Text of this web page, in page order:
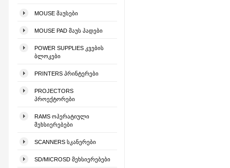
MOUSE ᲛᲐᲣᲡᲔᲑᲘ
MOUSE PAD ᲛᲐᲣᲡ ᲞᲐᲓᲔᲑᲘ
POWER SUPPLIES ᲙᲕᲔᲑᲘᲡ
ᲑᲚᲝᲙᲔᲑᲘ
PRINTERS ᲞᲠᲘᲜᲢᲔᲠᲔᲑᲘ
PROJECTORS
ᲞᲠᲝᲔᲥᲢᲝᲠᲔᲑᲘ
RAMS ᲝᲞᲔᲠᲐᲢᲘᲣᲚᲘ
ᲛᲔᲮᲡᲘᲔᲠᲔᲑᲔᲑᲘ
SCANNERS ᲡᲙᲐᲜᲔᲠᲔᲑᲘ
SD/MICROSD ᲛᲔᲮᲡᲘᲔᲠᲔᲑᲔᲑᲘ